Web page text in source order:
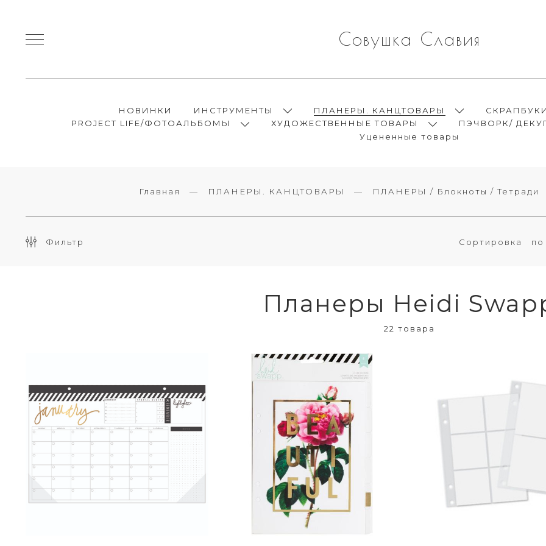
Совушка Славия
НОВИНКИ ИНСТРУМЕНТЫ ПЛАНЕРЫ. КАНЦТОВАРЫ
PROJECT LIFE/ФОТОАЛЬБОМЫ
ХУДОЖЕСТВЕННЫЕ ТОВАРЫ
ПЭЧВОРК/
Уцененные товары
Главная ПЛАНЕРЫ. КАНЦТОВАРЫ ПЛАНЕРЫ / Блокноты / Тетради
Фильтр Сортировка
Планеры Heidi
22 товара